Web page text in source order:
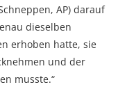
AP) darauf
dieselben
erhoben hatte, sie
und der
musste.“